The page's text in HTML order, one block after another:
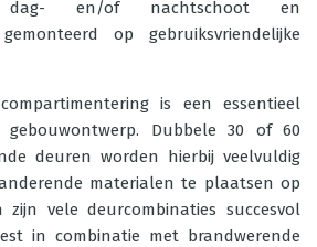
dag- en/of nachtschoot en
op gebruiksvriendelijke
is een essentieel
Dubbele 30 of 60
deuren worden hierbij veelvuldig
materialen te plaatsen op
zijn vele deurcombinaties succesvol
in combinatie met brandwerende